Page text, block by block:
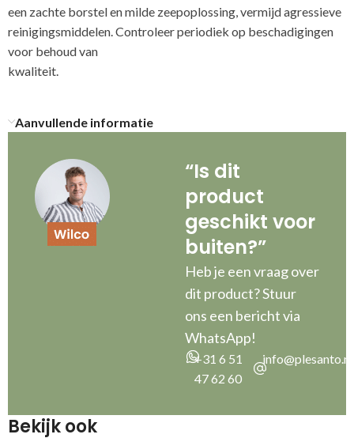
een zachte borstel en milde zeepoplossing, vermijd agressieve
reinigingsmiddelen. Controleer periodiek op beschadigingen
voor behoud van
Aanvullende informatie
“Is dit
product
geschikt voor
buiten?”
Heb je een vraag over
dit product? Stuur
ons een bericht via
WhatsApp!
+31 6 51
47 62 60
info@plesanto.nl
Bekijk ook